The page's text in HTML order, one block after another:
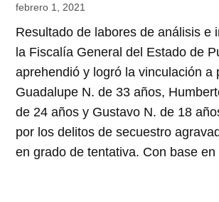
febrero 1, 2021
Resultado de labores de análisis e
la Fiscalía General del Estado de
aprehendió y logró la vinculación a
Guadalupe N. de 33 años,
de 24 años y Gustavo N. de 18
por los delitos de secuestro
en grado de tentativa. Con base